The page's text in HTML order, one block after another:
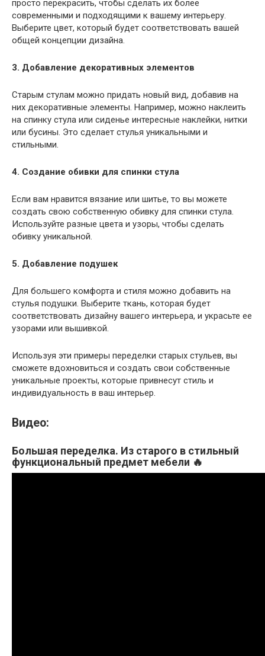
просто перекрасить, чтобы сделать их более
современными и подходящими к вашему интерьеру.
Выберите цвет, который будет соответствовать вашей
общей концепции дизайна.
3. Добавление декоративных элементов
Старым стулам можно придать новый вид, добавив на
них декоративные элементы. Например, можно наклеить
на спинку стула или сиденье интересные наклейки, нитки
или бусины. Это сделает стулья уникальными и
стильными.
4. Создание обивки для спинки стула
Если вам нравится вязание или шитье, то вы можете
создать свою собственную обивку для спинки стула.
Используйте разные цвета и узоры, чтобы сделать
обивку уникальной.
5. Добавление подушек
Для большего комфорта и стиля можно добавить на
стулья подушки. Выберите ткань, которая будет
соответствовать дизайну вашего интерьера, и украсьте ее
узорами или вышивкой.
Используя эти примеры переделки старых стульев, вы
сможете вдохновиться и создать свои собственные
уникальные проекты, которые привнесут стиль и
индивидуальность в ваш интерьер.
Видео:
Большая переделка. Из старого в стильный
функциональный предмет мебели 🔥